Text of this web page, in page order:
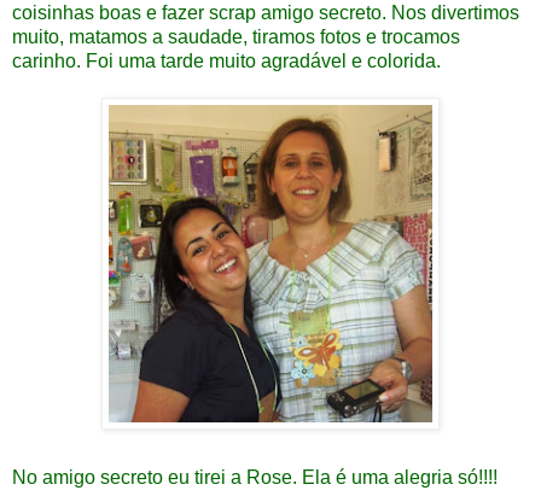
coisinhas boas e fazer scrap amigo secreto. Nos divertimos
muito, matamos a saudade, tiramos fotos e trocamos
carinho. Foi uma tarde muito agradável e colorida.
No amigo secreto eu tirei a Rose. Ela é uma alegria só!!!!